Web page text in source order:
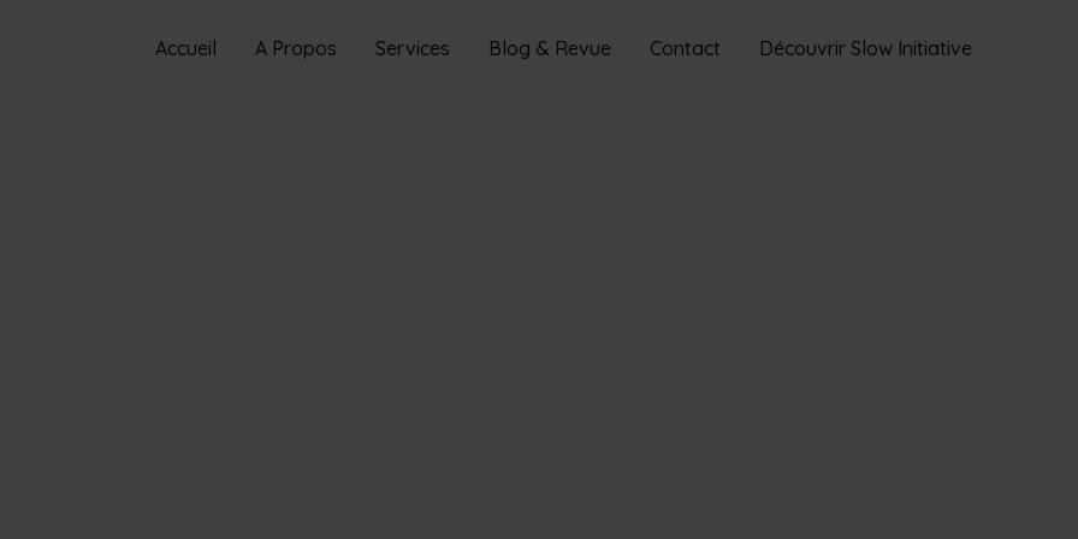
Accueil A Propos Services Blog & Revue Contact Découvrir Slow Initiative